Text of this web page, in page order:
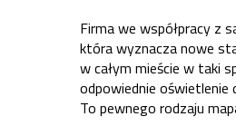
Firma we współpracy z
która wyznacza nowe
w całym mieście w taki
odpowiednie oświetlenie
To pewnego rodzaju